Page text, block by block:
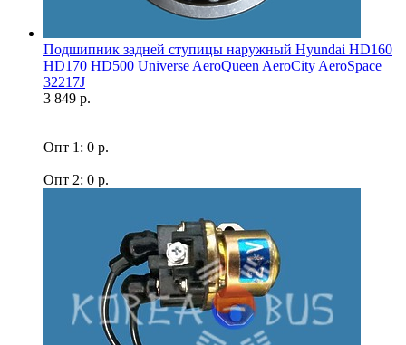
Подшипник задней ступицы наружный Hyundai HD160
HD170 HD500 Universe AeroQueen AeroCity AeroSpace
32217J
3 849 р.
Опт 1: 0 р.
Опт 2: 0 р.